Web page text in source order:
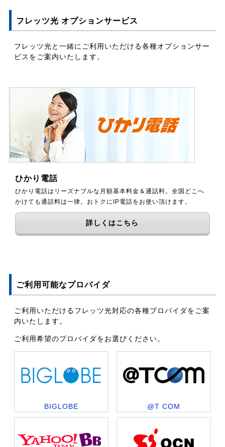
フレッツ光 オプションサービス
フレッツ光と一緒にご利用いただける各種オプションサー
ビスをご案内いたします。
ひかり電話
ひかり電話はリーズナブルな月額基本料金＆通話料。全国どこへ
かけても通話料は一律。おトクにIP電話をお使い頂けます。
詳しくはこちら
ご利用可能なプロバイダ
ご利用いただけるフレッツ光対応の各種プロバイダをご案
内いたします。
ご利用希望のプロバイダをお選びください。
BIGLOBE @T COM